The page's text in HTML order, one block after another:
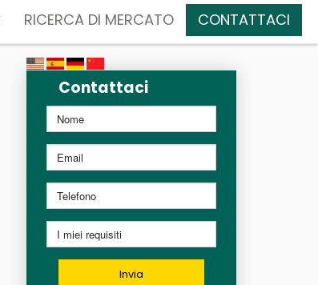
RICERCA DI MERCATO CONTATTACI
Contattaci
Invia